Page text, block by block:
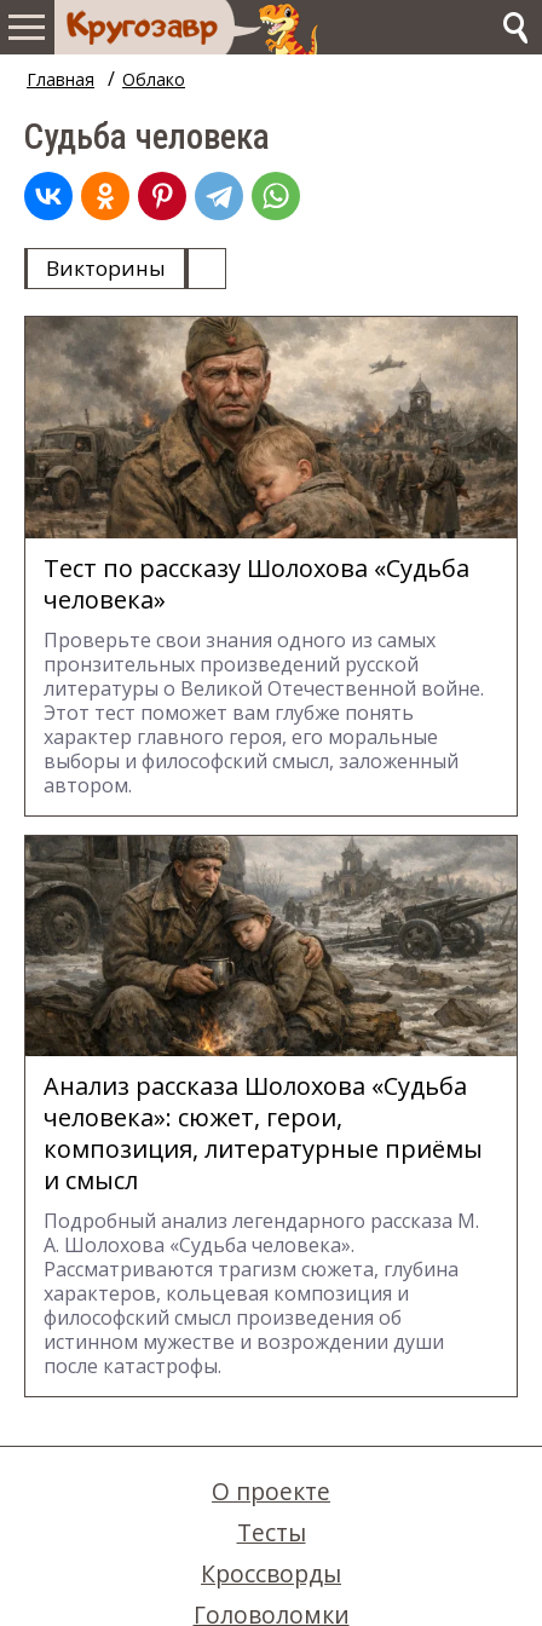
Главная / Облако
Судьба человека
Викторины
Тест по рассказу Шолохова «Судьба
человека»
Проверьте свои знания одного из самых
пронзительных произведений русской
литературы о Великой Отечественной войне.
Этот тест поможет вам глубже понять
характер главного героя, его моральные
выборы и философский смысл, заложенный
автором.
Анализ рассказа Шолохова «Судьба
человека»: сюжет, герои,
композиция, литературные приёмы
и смысл
Подробный анализ легендарного рассказа М.
А. Шолохова «Судьба человека».
Рассматриваются трагизм сюжета, глубина
характеров, кольцевая композиция и
философский смысл произведения об
истинном мужестве и возрождении души
после катастрофы.
О проекте
Тесты
Кроссворды
Головоломки